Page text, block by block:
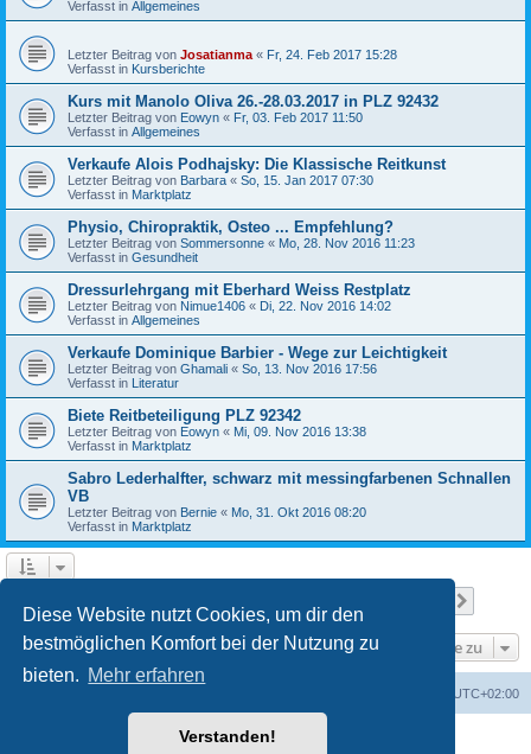
Diese Website nutzt Cookies, um dir den
bestmöglichen Komfort bei der Nutzung zu
bieten. Mehr erfahren
Verstanden!
Verfasst in Allgemeines
Letzter Beitrag von Josatianma « Fr, 24. Feb 2017 15:28
Verfasst in Kursberichte
Kurs mit Manolo Oliva 26.-28.03.2017 in PLZ 92432
Letzter Beitrag von Eowyn « Fr, 03. Feb 2017 11:50
Verfasst in Allgemeines
Verkaufe Alois Podhajsky: Die Klassische Reitkunst
Letzter Beitrag von Barbara « So, 15. Jan 2017 07:30
Verfasst in Marktplatz
Physio, Chiropraktik, Osteo ... Empfehlung?
Letzter Beitrag von Sommersonne « Mo, 28. Nov 2016 11:23
Verfasst in Gesundheit
Dressurlehrgang mit Eberhard Weiss Restplatz
Letzter Beitrag von Nimue1406 « Di, 22. Nov 2016 14:02
Verfasst in Allgemeines
Verkaufe Dominique Barbier - Wege zur Leichtigkeit
Letzter Beitrag von Ghamali « So, 13. Nov 2016 17:56
Verfasst in Literatur
Biete Reitbeteiligung PLZ 92342
Letzter Beitrag von Eowyn « Mi, 09. Nov 2016 13:38
Verfasst in Marktplatz
Sabro Lederhalfter, schwarz mit messingfarbenen Schnallen
VB
Letzter Beitrag von Bernie « Mo, 31. Okt 2016 08:20
Verfasst in Marktplatz
Gehe zu
UTC+02:00
Powered byphpBB® Forum Software © phpBB Limited